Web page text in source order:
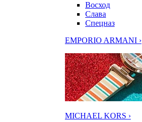
Восход
Слава
Спецназ
EMPORIO ARMANI ›
MICHAEL KORS ›